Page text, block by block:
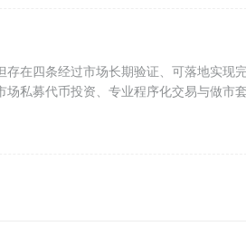
在四条经过市场长期验证、可落地实现
私募代币投资、专业程序化交易与做市